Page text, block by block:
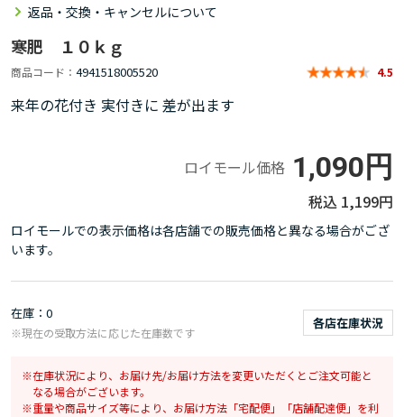
返品・交換・キャンセルについて
寒肥 １０ｋｇ
商品コード 4941518005520 4.5
来年の花付き 実付きに 差が出ます
ロイモール価格 1,090円
1,199円
ロイモールでの表示価格は各店舗での販売価格と異なる場合がござ
います。
在庫 0
各店在庫状況
※現在の受取方法に応じた在庫数です
在庫状況により、お届け先/お届け方法を変更いただくとご注文可能と
なる場合がございます。
重量や商品サイズ等により、お届け方法「宅配便」「店舗配達便」を利